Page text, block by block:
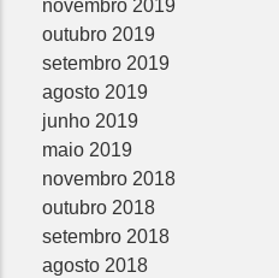
novembro 2019
outubro 2019
setembro 2019
agosto 2019
junho 2019
maio 2019
novembro 2018
outubro 2018
setembro 2018
agosto 2018